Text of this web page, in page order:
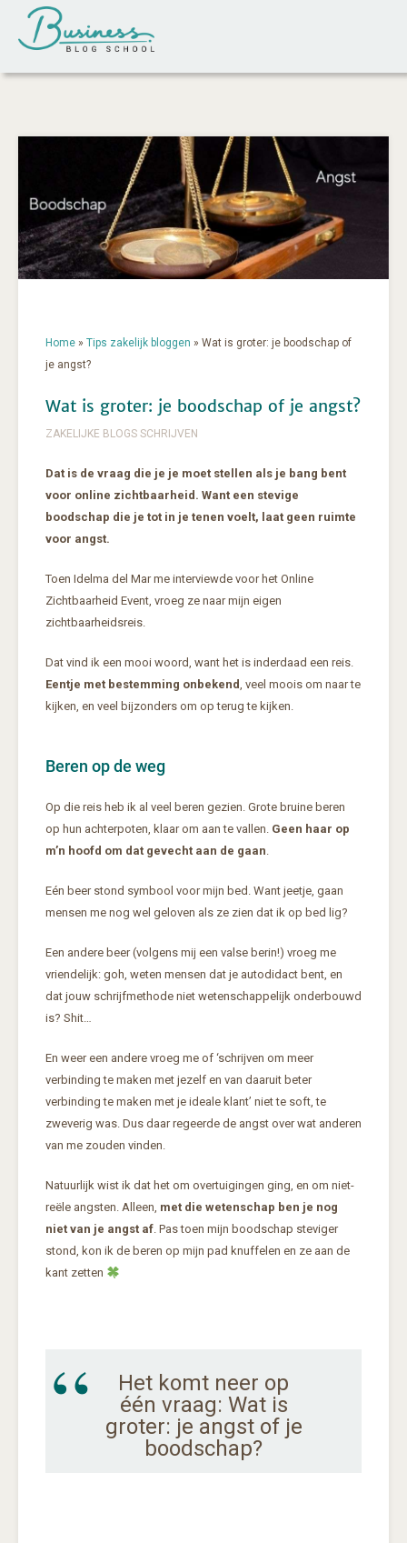
Home » Tips zakelijk bloggen » Wat is groter: je boodschap of
je angst?
Wat is groter: je boodschap of je angst?
ZAKELIJKE BLOGS SCHRIJVEN
Dat is de vraag die je je moet stellen als je bang bent
voor online zichtbaarheid. Want een stevige
boodschap die je tot in je tenen voelt, laat geen ruimte
voor angst.
Toen Idelma del Mar me interviewde voor het Online
Zichtbaarheid Event, vroeg ze naar mijn eigen
zichtbaarheidsreis.
Dat vind ik een mooi woord, want het is inderdaad een reis.
Eentje met bestemming onbekend, veel moois om naar te
kijken, en veel bijzonders om op terug te kijken.
Beren op de weg
Op die reis heb ik al veel beren gezien. Grote bruine beren
op hun achterpoten, klaar om aan te vallen. Geen haar op
m’n hoofd om dat gevecht aan de gaan.
Eén beer stond symbool voor mijn bed. Want jeetje, gaan
mensen me nog wel geloven als ze zien dat ik op bed lig?
Een andere beer (volgens mij een valse berin!) vroeg me
vriendelijk: goh, weten mensen dat je autodidact bent, en
dat jouw schrijfmethode niet wetenschappelijk onderbouwd
is? Shit…
En weer een andere vroeg me of ‘schrijven om meer
verbinding te maken met jezelf en van daaruit beter
verbinding te maken met je ideale klant’ niet te soft, te
zweverig was. Dus daar regeerde de angst over wat anderen
van me zouden vinden.
Natuurlijk wist ik dat het om overtuigingen ging, en om niet-
reële angsten. Alleen, met die wetenschap ben je nog
niet van je angst af. Pas toen mijn boodschap steviger
stond, kon ik de beren op mijn pad knuffelen en ze aan de
kant zetten
Het komt neer op
één vraag: Wat is
groter: je angst of je
boodschap?